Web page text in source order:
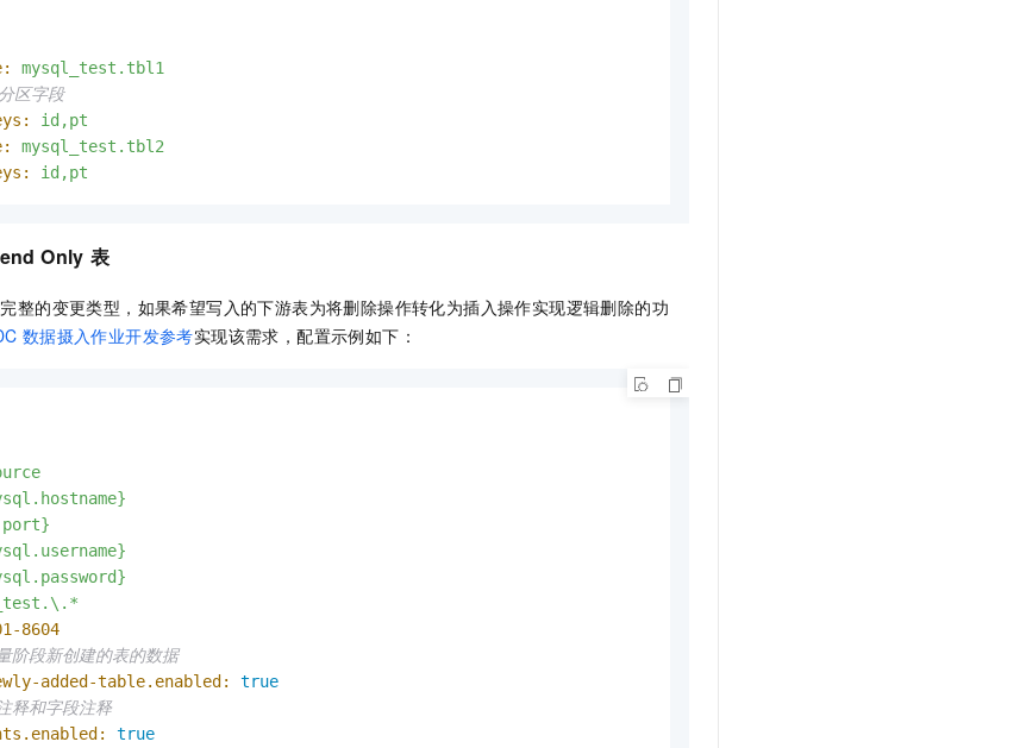
mysql_test.tbl1
区字段
id,pt
mysql_test.tbl2
id,pt
Only 表
整的变更类型，如果希望写入的下游表为将删除操作转化为插入操作实现逻辑删除的功
数据摄入作业开发参考实现该需求，配置示例如下：
-8604
阶段新创建的表的数据
added-table.enabled:
true
释和字段注释
true